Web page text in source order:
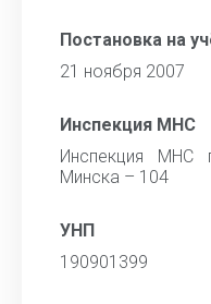
Постановка на
21 ноября 2007
Инспекция МНС
Инспекция МНС
Минска – 104
УНП
190901399